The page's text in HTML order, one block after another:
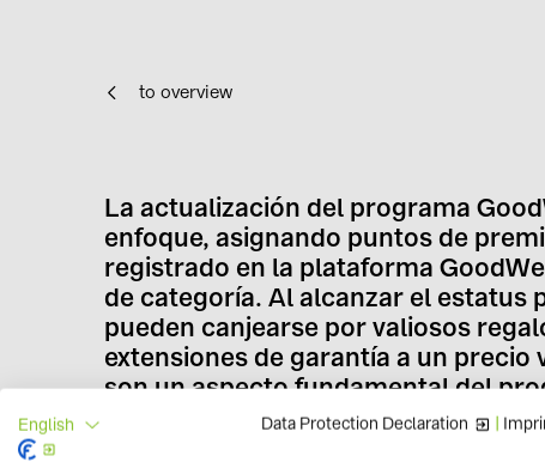
to overview
La actualización del programa
enfoque, asignando puntos de
registrado en la plataforma
de categoría. Al alcanzar el estatus
pueden canjearse por valiosos
extensiones de garantía a un precio
son un aspecto fundamental del
tranquilidad tanto a los
English Data Protection Declaration |